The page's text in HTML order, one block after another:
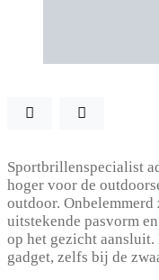
Sportbrillenspecialist
hoger voor de
outdoor.
uitstekende pasvorm
op het gezicht
gadget, zelfs bij de